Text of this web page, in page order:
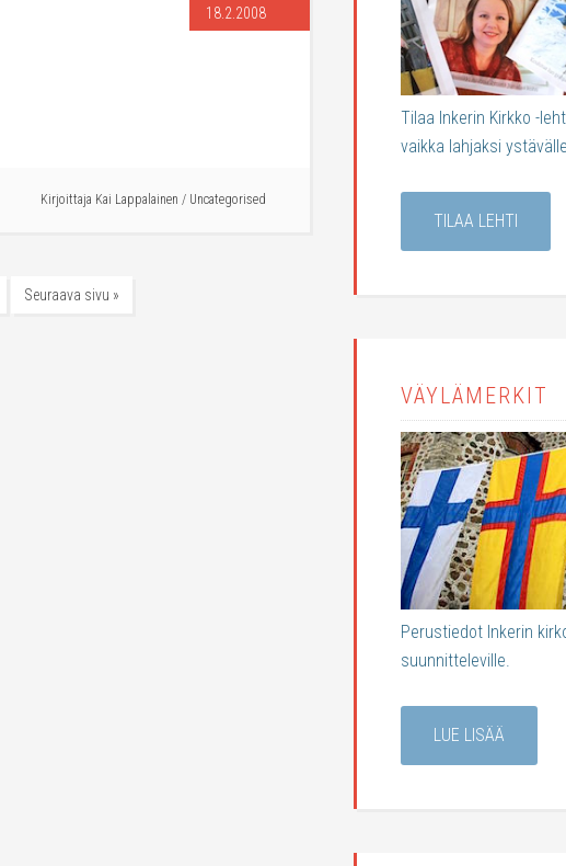
18.2.2008
Kirjoittaja Kai Lappalainen / Uncategorised
Seuraava sivu »
Tilaa Inkerin Kirkko -
vaikka lahjaksi
TILAA LEHTI
VÄYLÄMERKIT
Perustiedot Inkerin
suunnitteleville.
LUE LISÄÄ